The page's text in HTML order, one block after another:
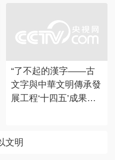
“了不起的漢字——古
文字與中華文明傳承發
展工程‘十四五’成果
文明